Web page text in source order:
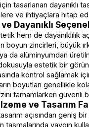
tasarlanan dayanıklı
ve ihtiyaçlara hitap
Dayanıklı
hem de dayanıklılık
boyun zincirleri, büyük
da alüminyumdan
estetik bir
kontrol sağlamak
boyutları genellikle
tamamlarken güvenli
ve Tasarım
açısından geniş
yaygın